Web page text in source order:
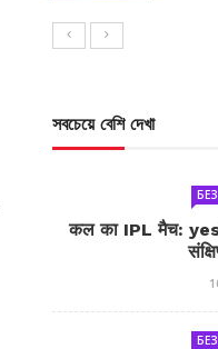
সবচেয়ে বেশি দেখা
कल का IPL मैच: